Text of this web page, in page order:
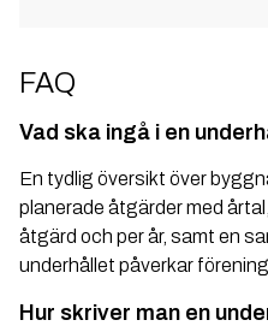
FAQ
Vad ska ingå i en
En tydlig översikt över
planerade åtgärder med
åtgärd och per år, samt en
underhållet påverkar
Hur skriver man en